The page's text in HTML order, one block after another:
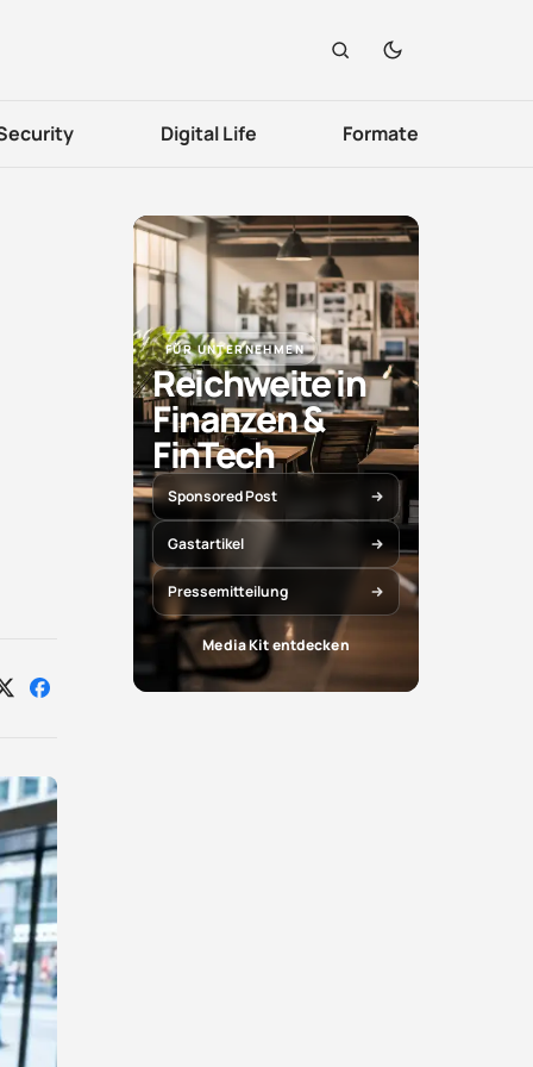
Digital Life Formate
Auf Auf
FÜR UNTERNEHMEN
Reichweite in
Finanzen &
FinTech
Sponsored Post
Gastartikel
Pressemitteilung
Media Kit entdecken